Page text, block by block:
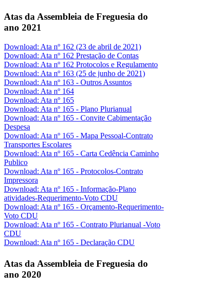
Atas da Assembleia de Freguesia do
ano 2021
Download: Ata nº 162 (23 de abril de 2021)
Download: Ata nº 162 Prestação de Contas
Download: Ata nº 162 Protocolos e Regulamento
Download: Ata nº 163 (25 de junho de 2021)
Download: Ata nº 163 - Outros Assuntos
Download: Ata nº 164
Download: Ata nº 165
Download: Ata nº 165 - Plano Plurianual
Download: Ata nº 165 - Convite Cabimentação
Despesa
Download: Ata nº 165 - Mapa Pessoal-Contrato
Transportes Escolares
Download: Ata nº 165 - Carta Cedência Caminho
Publico
Download: Ata nº 165 - Protocolos-Contrato
Impressora
Download: Ata nº 165 - Informação-Plano
atividades-Requerimento-Voto CDU
Download: Ata nº 165 - Orçamento-Requerimento-
Voto CDU
Download: Ata nº 165 - Contrato Plurianual -Voto
CDU
Download: Ata nº 165 - Declaração CDU
Atas da Assembleia de Freguesia do
ano 2020